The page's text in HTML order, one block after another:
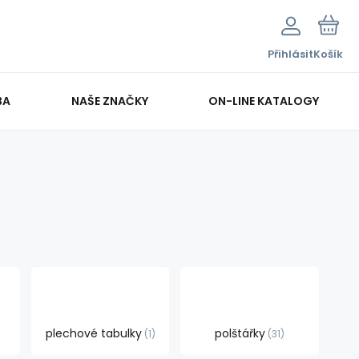
PřihlásitKošík
NAŠE ZNAČKY ON-LINE KATALOGY
plechové tabulky 1 polštářky 31